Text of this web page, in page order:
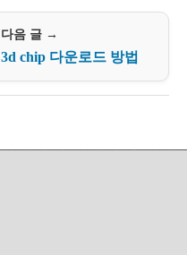
다음 글 →
3d chip 다운로드 방법